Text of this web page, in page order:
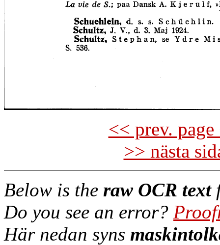
<< prev.
>> nästa
Below is the raw OCR text
Do you see an error?
Här nedan syns